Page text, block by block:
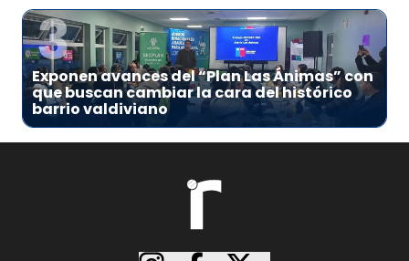
3
Exponen avances del “Plan Las Ánimas” con
que buscan cambiar la cara del histórico
barrio valdiviano